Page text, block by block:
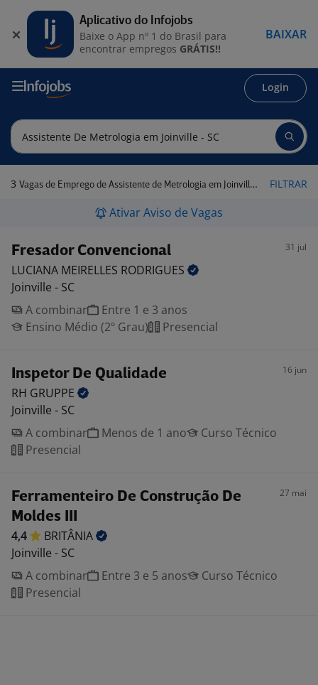
Login
3 Vagas de Emprego de Assistente de Metrologia em Joinville - SC FILTRAR
Ativar Aviso de Vagas
Fresador Convencional 31 jul
LUCIANA MEIRELLES RODRIGUES
Joinville - SC
A combinar
Entre 1 e 3 anos
Ensino Médio (2º Grau)
Presencial
Inspetor De Qualidade 16 jun
RH GRUPPE
Joinville - SC
A combinar
Menos de 1 ano
Curso Técnico
Presencial
Ferramenteiro De Construção De
Moldes III
27 mai
4,4
BRITÂNIA
Joinville - SC
A combinar
Entre 3 e 5 anos
Curso Técnico
Presencial
Aplicativo do Infojobs
Baixe o App nº 1 do Brasil para
encontrar empregos GRÁTIS!!
BAIXAR